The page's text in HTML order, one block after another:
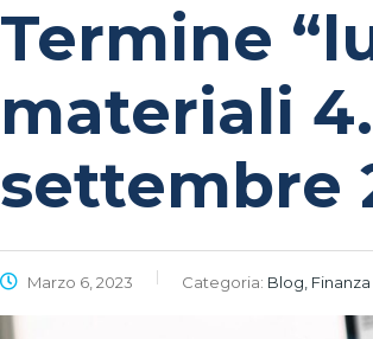
Termine
materiali
settembre
Marzo 6, 2023 Categoria: Blog,